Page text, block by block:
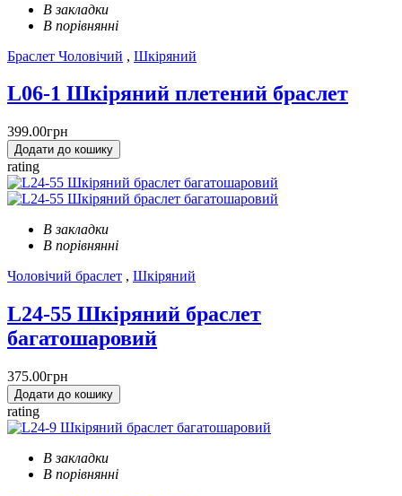
В закладки
В порівнянні
Браслет Чоловічий , Шкіряний
L06-1 Шкіряний плетений браслет
399.00грн
Додати до кошику
rating
В закладки
В порівнянні
Чоловічий браслет , Шкіряний
L24-55 Шкіряний браслет
багатошаровий
375.00грн
Додати до кошику
rating
В закладки
В порівнянні